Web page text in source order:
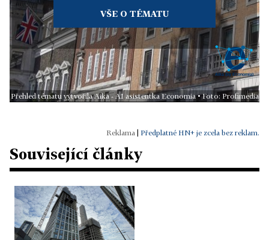
VŠE O TÉMATU
Přehled tématu vytvořila Aika - AI asistentka Economia • Foto: Profimedia
Předplatné HN+ je zcela bez reklam.
Související články